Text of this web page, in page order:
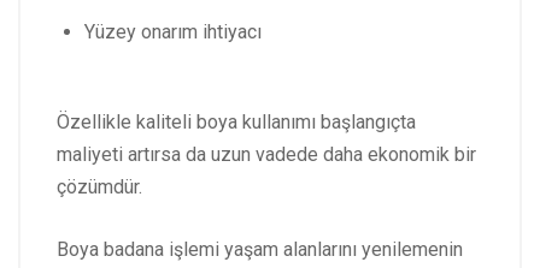
Yüzey onarım ihtiyacı
Özellikle kaliteli boya kullanımı başlangıçta
maliyeti artırsa da uzun vadede daha ekonomik bir
çözümdür.
Boya badana işlemi yaşam alanlarını yenilemenin